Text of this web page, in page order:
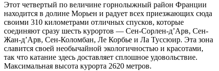
Этот четвертый по величине горнолыжный район Франции
находится в долине Морьен и радует всех приезжающих сюда
своими 310 километрами отличных спусков, которые
соединяют сразу шесть курортов — Сен-Сорлен-д’Арв, Сен-
Жан-д’Арв, Сен-Коломбан, Ле Корбье и Ла Туссюир. Эта зона
славится своей необычайной экологичностью и красотами,
так что катание здесь доставляет сплошное удовольствие.
Максимальная высота курорта 2620 метров.